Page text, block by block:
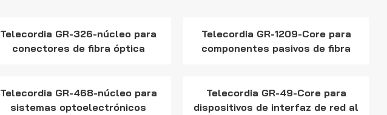
Indonesia
ภาษาไทย
Telecordia GR-326-núcleo para
conectores de fibra óptica
Telecordia GR-1209-Core para
componentes pasivos de fibra
Telecordia GR-468-núcleo para
sistemas optoelectrónicos
Telecordia GR-49-Core para
dispositivos de interfaz de red al